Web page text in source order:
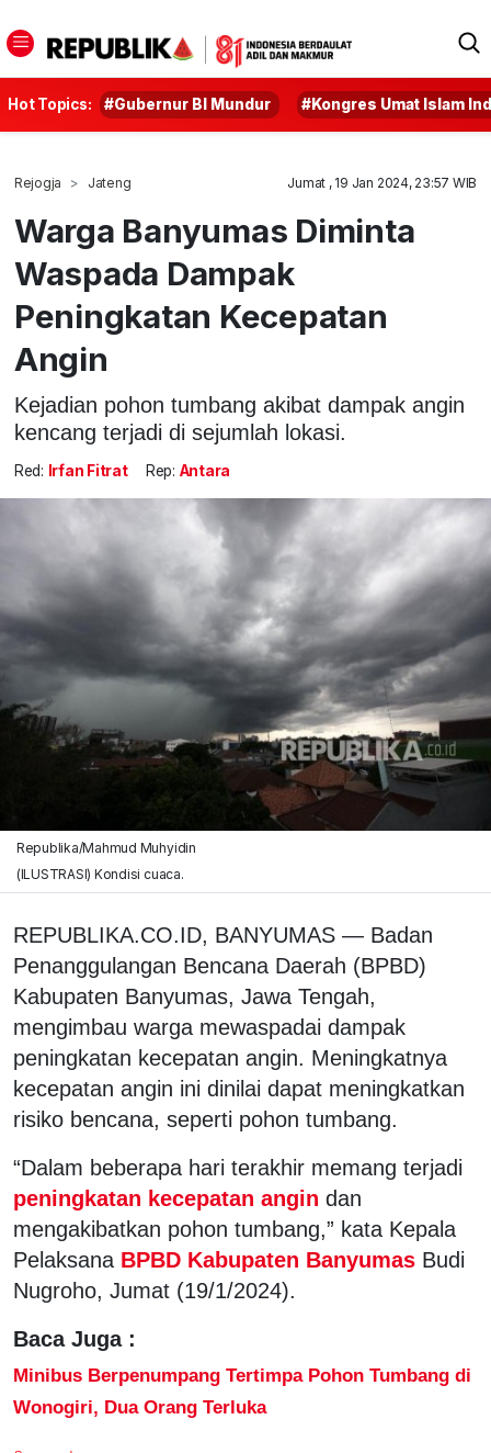
Hot Topics: #Gubernur BI Mundur #Kongres Umat Islam
Rejogja Jateng Jumat , 19 Jan 2024, 23:57 WIB
Warga Banyumas Diminta
Waspada Dampak
Peningkatan Kecepatan
Angin
Kejadian pohon tumbang akibat dampak angin
kencang terjadi di sejumlah lokasi.
Red: Irfan Fitrat Rep: Antara
Republika/Mahmud Muhyidin
(ILUSTRASI) Kondisi cuaca.
REPUBLIKA.CO.ID, BANYUMAS — Badan
Penanggulangan Bencana Daerah (BPBD)
Kabupaten Banyumas, Jawa Tengah,
mengimbau warga mewaspadai dampak
peningkatan kecepatan angin. Meningkatnya
kecepatan angin ini dinilai dapat meningkatkan
risiko bencana, seperti pohon tumbang.
“Dalam beberapa hari terakhir memang terjadi
peningkatan kecepatan angin dan
mengakibatkan pohon tumbang,” kata Kepala
Pelaksana BPBD Kabupaten Banyumas Budi
Nugroho, Jumat (19/1/2024).
Baca Juga :
Minibus Berpenumpang Tertimpa Pohon Tumbang di
Wonogiri, Dua Orang Terluka